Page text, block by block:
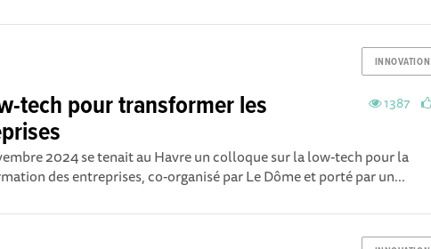
INNOVATION
1387
tech pour transformer les
2024 se tenait au Havre un colloque sur la low-tech pour la
des entreprises, co-organisé par Le Dôme et porté par un...